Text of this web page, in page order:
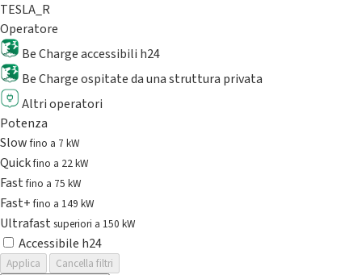
TESLA_R
Operatore
Be Charge accessibili h24
Be Charge ospitate da una struttura privata
Altri operatori
Potenza
Slowfino a 7 kW
Quickfino a 22 kW
Fastfino a 75 kW
Fast+fino a 149 kW
Ultrafast superiori a 150 kW
Accessibile h24
Applica
Cancella filtri